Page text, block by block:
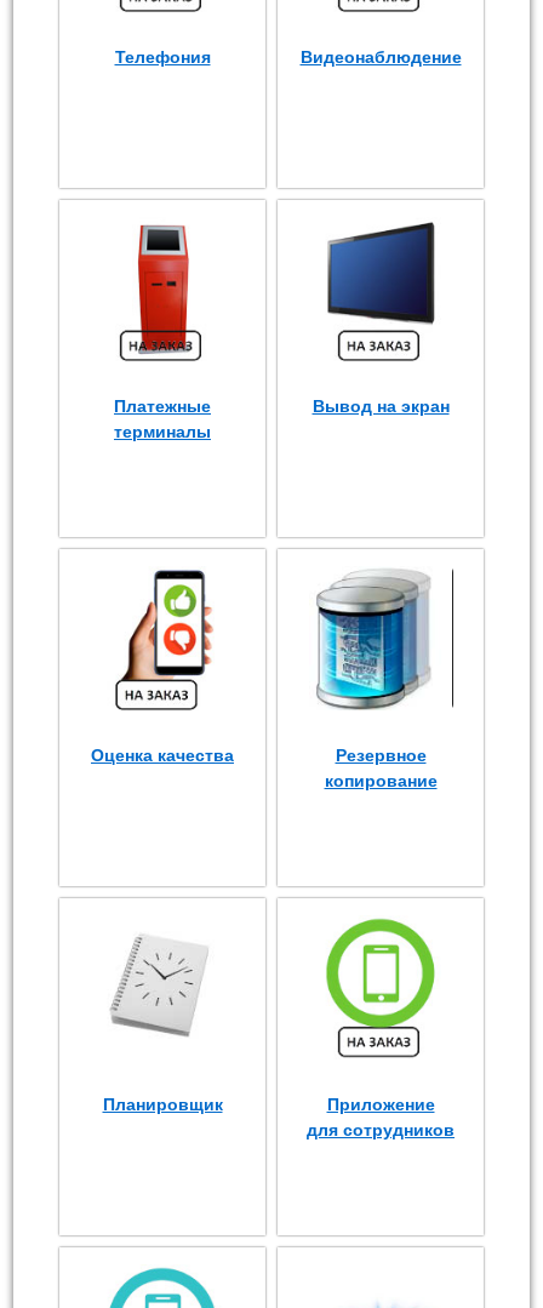
Телефония Видеонаблюдение
Платежные
терминалы
Вывод на экран
Оценка качества
Резервное
копирование
Планировщик
Приложение
для сотрудников